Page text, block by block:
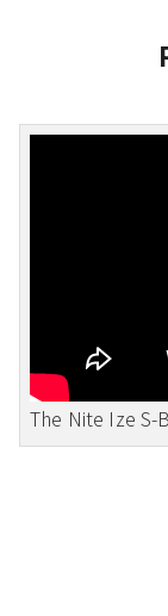
The Nite Ize S-